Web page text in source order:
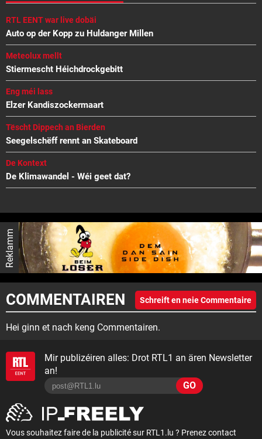
RTL EENT war live dobäi
Auto op der Kopp zu Huldanger Millen
Meteolux mellt
Stiermescht Héichdrockgebitt
Eng méi lass
Elzer Kandiszockermaart
Tëscht Dippech an Bierden
Seegelschëff rennt an Skateboard
De Kontext
De Klimawandel - Wéi geet dat?
Reklamm
COMMENTAIREN Schreift en neie Commentaire
Hei ginn et nach keng Commentairen.
Mir publizéiren alles: Drot RTL1 an ären Newsletter
an!
GO
Vous souhaitez faire de la publicité sur RTL1.lu ? Prenez contact